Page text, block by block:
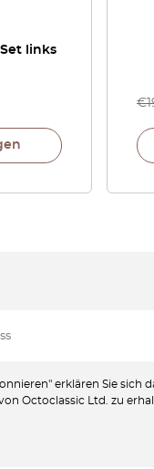
links
€
erklären Sie sich
Octoclassic Ltd. zu